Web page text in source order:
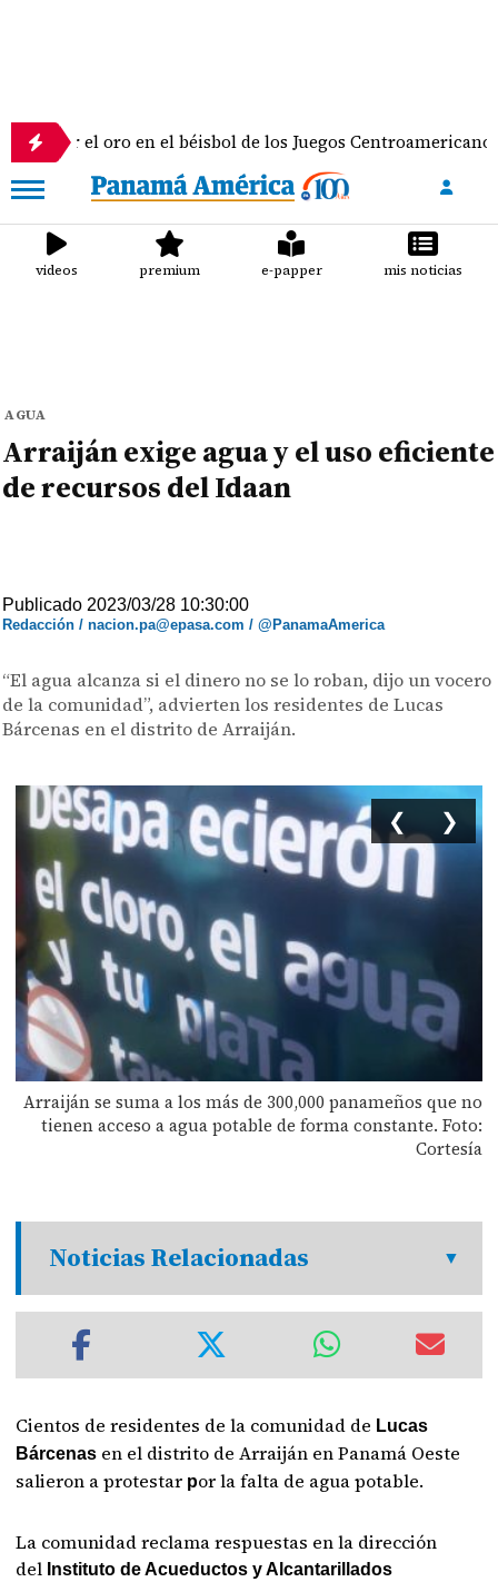
oro en el béisbol de los Juegos Centroamericanos y del
videos premium e-papper mis noticias
AGUA
Arraiján exige agua y el uso eficiente
de recursos del Idaan
Publicado 2023/03/28 10:30:00
Redacción / nacion.pa@epasa.com / @PanamaAmerica
“El agua alcanza si el dinero no se lo roban, dijo un vocero
de la comunidad”, advierten los residentes de Lucas
Bárcenas en el distrito de Arraiján.
Arraiján se suma a los más de 300,000 panameños que no
tienen acceso a agua potable de forma constante. Foto:
Cortesía
❮ ❯
Noticias Relacionadas
Cientos de residentes de la comunidad de Lucas
Bárcenas en el distrito de Arraiján en Panamá Oeste
salieron a protestar por la falta de agua potable.
La comunidad reclama respuestas en la dirección
del Instituto de Acueductos y Alcantarillados